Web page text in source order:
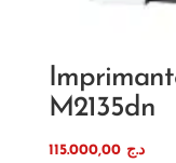
M2135dn
د.ج 115.000,00